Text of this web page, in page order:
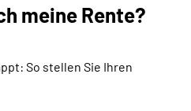
meine Rente?
So stellen Sie Ihren